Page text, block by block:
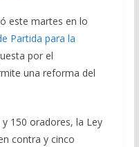
m
p
ar
r
este martes en lo
Partida para la
por el
una reforma del
150 oradores, la Ley
contra y cinco